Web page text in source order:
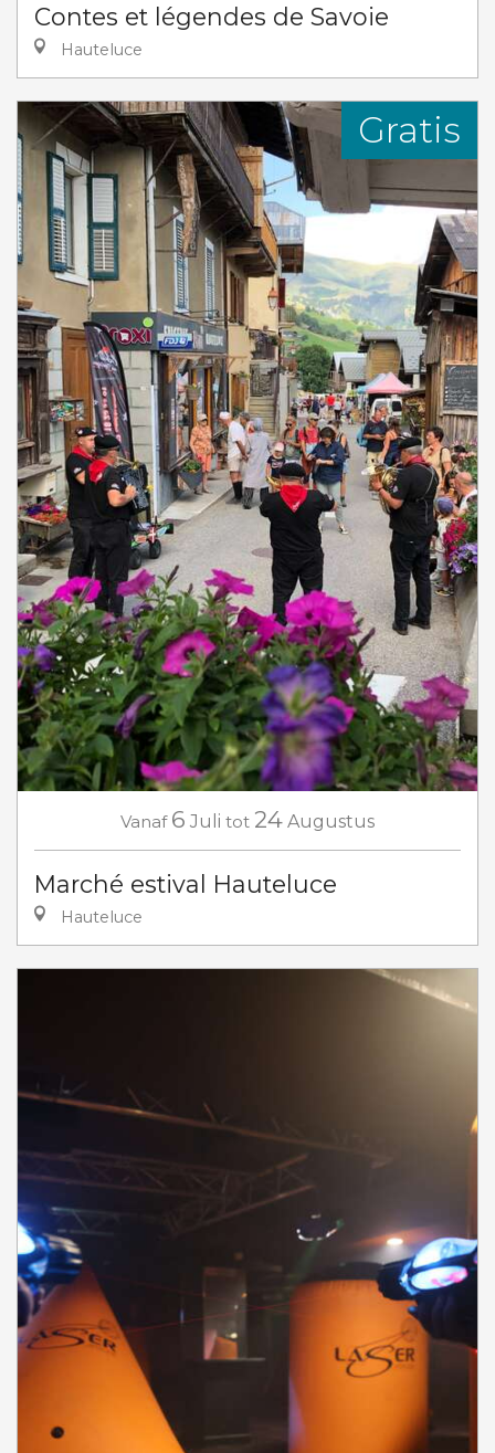
Contes et légendes de Savoie
Hauteluce
Gratis
Vanaf 6 Juli tot 24 Augustus
Marché estival Hauteluce
Hauteluce